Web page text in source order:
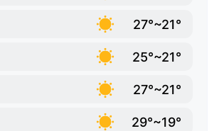
27°~21°
25°~21°
27°~21°
29°~19°